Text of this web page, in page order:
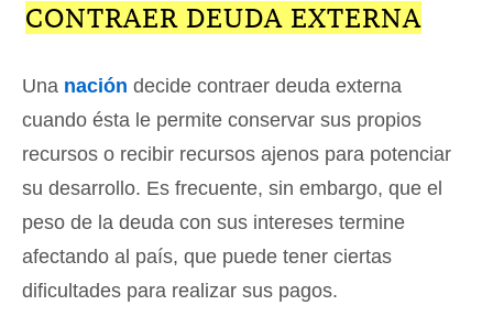
CONTRAER DEUDA EXTERNA
Una nación decide contraer deuda externa
cuando ésta le permite conservar sus propios
recursos o recibir recursos ajenos para potenciar
su desarrollo. Es frecuente, sin embargo, que el
peso de la deuda con sus intereses termine
afectando al país, que puede tener ciertas
dificultades para realizar sus pagos.